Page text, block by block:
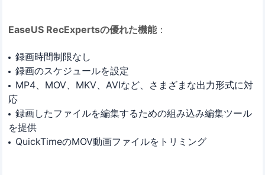
EaseUS RecExpertsの優れた機能：
録画時間制限なし
録画のスケジュールを設定
MP4、MOV、MKV、AVIなど、さまざまな出力形式に対
応
録画したファイルを編集するための組み込み編集ツール
を提供
QuickTimeのMOV動画ファイルをトリミング